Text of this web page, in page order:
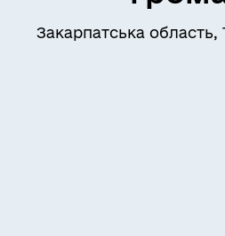
Закарпатська область,